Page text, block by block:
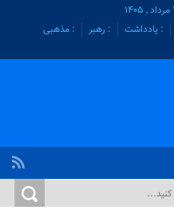
: یادداشت : رهبر
: مذهبی